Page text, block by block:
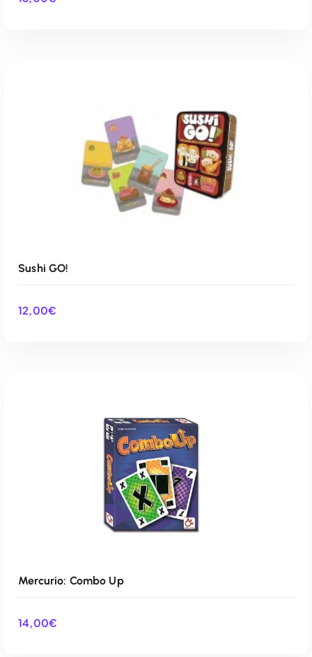
Sushi GO!
12,00€
Mercurio: Combo Up
14,00€